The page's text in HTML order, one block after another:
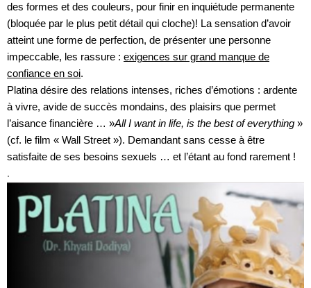
des formes et des couleurs, pour finir en inquiétude permanente
(bloquée par le plus petit détail qui cloche)! La sensation d’avoir
atteint une forme de perfection, de présenter une personne
impeccable, les rassure : exigences sur grand manque de
confiance en soi.
Platina désire des relations intenses, riches d’émotions : ardente
à vivre, avide de succès mondains, des plaisirs que permet
l’aisance financière … »All I want in life, is the best of everything »
(cf. le film « Wall Street »). Demandant sans cesse à être
satisfaite de ses besoins sexuels … et l’étant au fond rarement !
.